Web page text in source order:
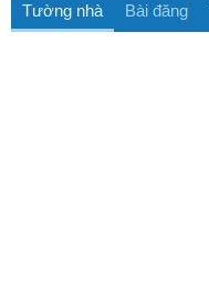
Tường nhà Bài đăng